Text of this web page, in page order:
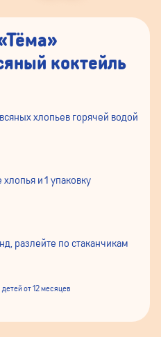
коктейль
хлопьев горячей водой
и 1 упаковку
разлейте по стаканчикам
от 12 месяцев